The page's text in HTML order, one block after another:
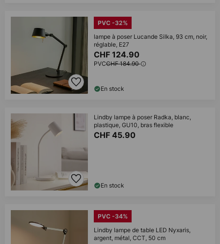
PVC -32%
lampe à poser Lucande Silka, 93 cm, noir,
réglable, E27
CHF 124.90
PVCCHF 184.90
En stock
Lindby lampe à poser Radka, blanc,
plastique, GU10, bras flexible
CHF 45.90
En stock
PVC -34%
Lindby lampe de table LED Nyxaris,
argent, métal, CCT, 50 cm